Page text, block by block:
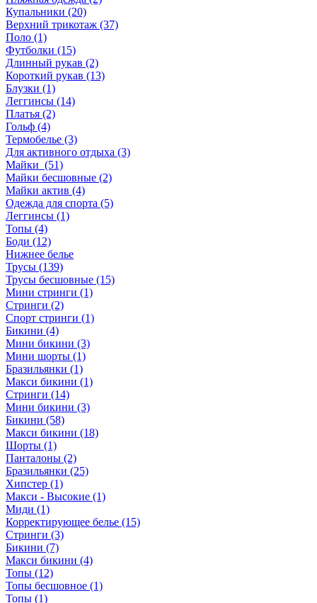
Купальники (20)
Верхний трикотаж (37)
Поло (1)
Футболки (15)
Длинный рукав (2)
Короткий рукав (13)
Блузки (1)
Леггинсы (14)
Платья (2)
Гольф (4)
Термобелье (3)
Для активного отдыха (3)
Майки (51)
Майки бесшовные (2)
Майки актив (4)
Одежда для спорта (5)
Леггинсы (1)
Топы (4)
Боди (12)
Нижнее белье
Трусы (139)
Трусы бесшовные (15)
Мини стринги (1)
Стринги (2)
Спорт стринги (1)
Бикини (4)
Мини бикини (3)
Мини шорты (1)
Бразильянки (1)
Макси бикини (1)
Стринги (14)
Мини бикини (3)
Бикини (58)
Макси бикини (18)
Шорты (1)
Панталоны (2)
Бразильянки (25)
Хипстер (1)
Макси - Высокие (1)
Миди (1)
Корректирующее белье (15)
Стринги (3)
Бикини (7)
Макси бикини (4)
Топы (12)
Топы бесшовное (1)
Топы (1)